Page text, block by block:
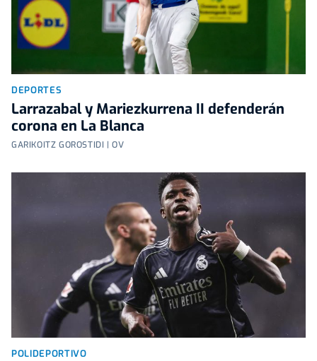
DEPORTES
Larrazabal y Mariezkurrena II defenderán
corona en La Blanca
GARIKOITZ GOROSTIDI | OV
POLIDEPORTIVO